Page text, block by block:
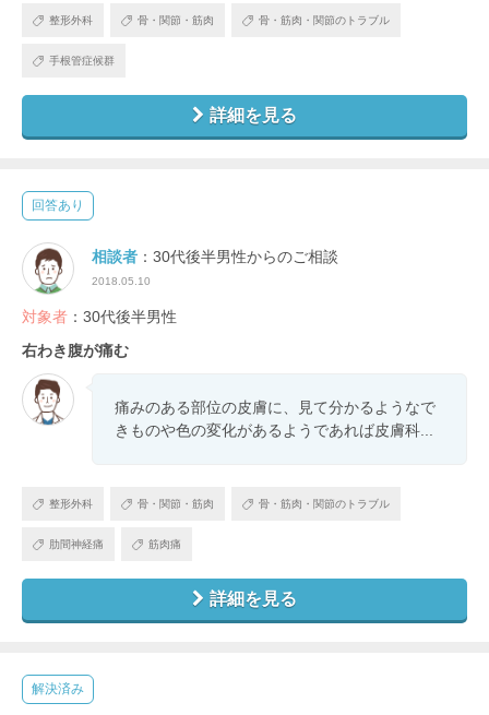
整形外科 骨・関節・筋肉 骨・筋肉・関節のトラブル
手根管症候群
詳細を見る
回答あり
相談者 ：30代後半男性からのご相談
2018.05.10
対象者 ：30代後半男性
右わき腹が痛む
痛みのある部位の皮膚に、見て分かるようなで
きものや色の変化があるようであれば皮膚科...
整形外科 骨・関節・筋肉 骨・筋肉・関節のトラブル
肋間神経痛 筋肉痛
詳細を見る
解決済み